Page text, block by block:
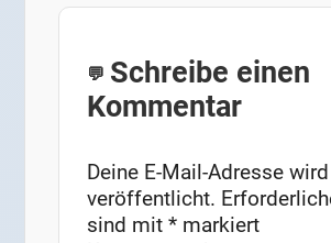
Schreibe einen
Kommentar
Deine E-Mail-Adresse
veröffentlicht.
sind mit* markiert